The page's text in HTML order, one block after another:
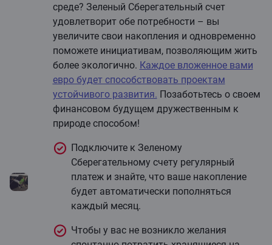
среде? Зеленый Cберегательный счет
удовлетворит обе потребности – вы
увеличите свои накопления и одновременно
поможете инициативам, позволяющим жить
более экологично. Каждое вложенное вами
евро будет способствовать проектам
устойчивого развития. Позаботьтесь о своем
финансовом будущем дружественным к
природе способом!
Подключите к Зеленому
Cберегательному счету регулярный
платеж и знайте, что ваше накопление
будет автоматически пополняться
каждый месяц.
Чтобы у вас не возникло желания